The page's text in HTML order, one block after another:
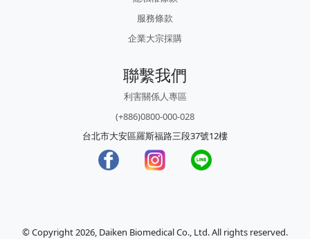
服務條款
企業大宗採購
聯繫我們
利害關係人專區
(+886)0800-000-028
台北市大安區羅斯福路三段37號12樓
© Copyright 2026, Daiken Biomedical Co., Ltd. All rights reserved.